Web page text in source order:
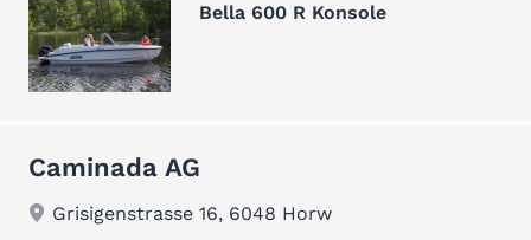
Bella 600 R Konsole
Caminada AG
Grisigenstrasse 16, 6048 Horw